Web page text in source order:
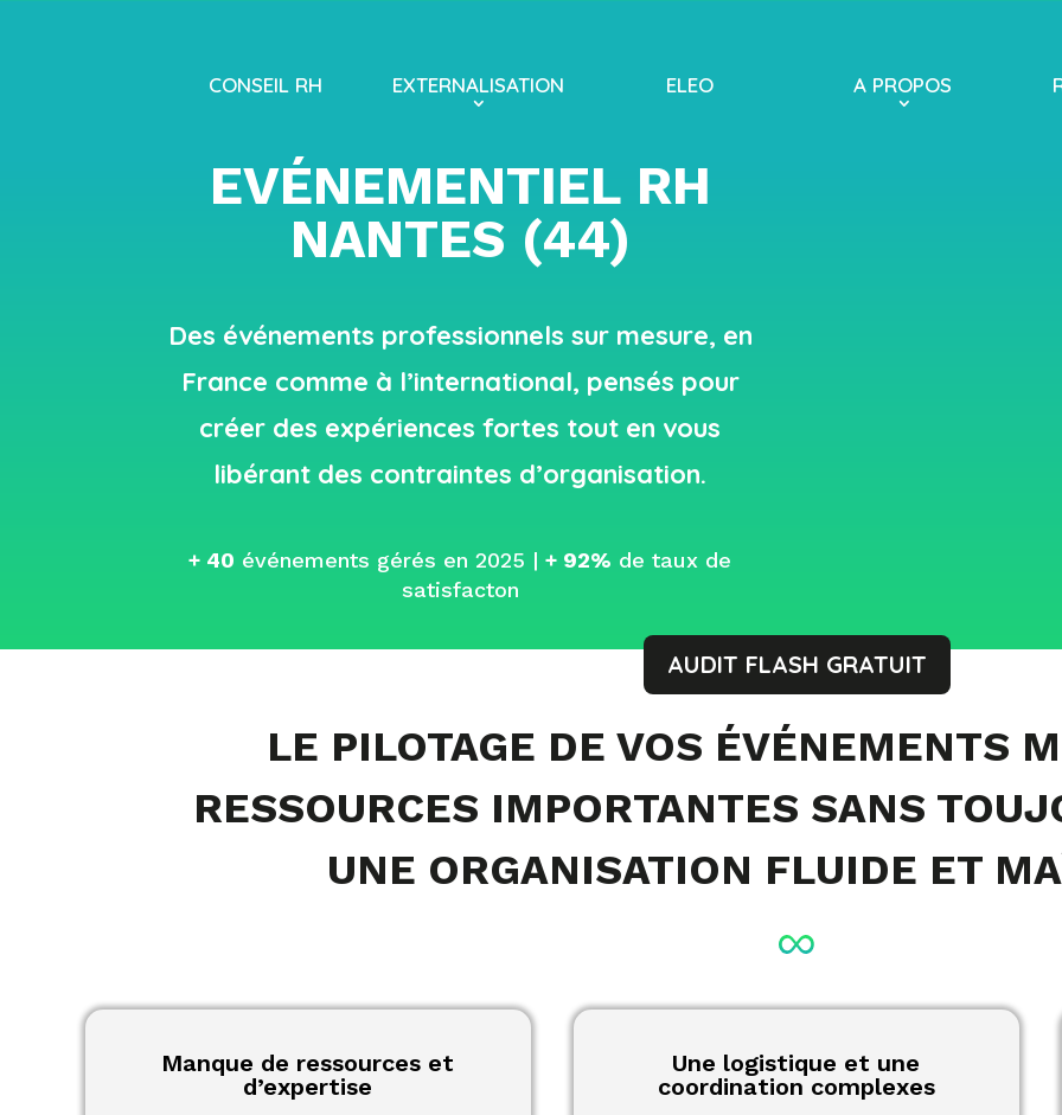
EXTERNALISATION
CONSEIL RH ELEO A PROPOS
EVÉNEMENTIEL RH
NANTES (44)
Des événements professionnels sur mesure, en
France comme à l’international, pensés pour
créer des expériences fortes tout en vous
libérant des contraintes d’organisation.
+ 40 événements gérés en 2025 |+ 92% de taux de
satisfacton
AUDIT FLASH GRATUIT
LE PILOTAGE DE VOS ÉVÉNEMENTS
RESSOURCES IMPORTANTES SANS
UNE ORGANISATION FLUIDE ET
Manque de ressources et
d’expertise
Une logistique et une
coordination complexes